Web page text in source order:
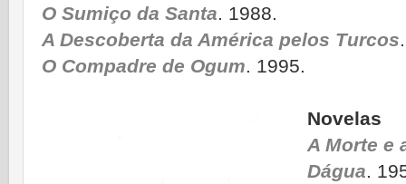
O Sumiço da Santa. 1988.
A Descoberta da América pelos Turcos
O Compadre de Ogum. 1995.
Novelas
A Morte e
Dágua.